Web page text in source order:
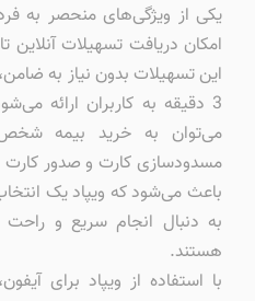
یکی از ویژگی‌های منحصر به
این تسهیلات بدون نیاز به
3 دقیقه به کاربران ارائه
می‌توان به خرید بیمه
مسدودسازی کارت و صدور کارت
باعث می‌شود که ویپاد یک
به دنبال انجام سریع و
هستند.
با استفاده از ویپاد برای